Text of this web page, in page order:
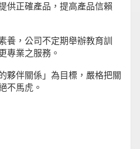
供正確產品，提高產品信賴
養，公司不定期舉辦教育訓
專業之服務。
夥伴關係」為目標，嚴格把關
不馬虎。